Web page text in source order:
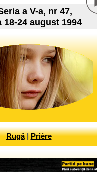
a V-a, nr 47,
18-24 august 1994
Rugă|Prière